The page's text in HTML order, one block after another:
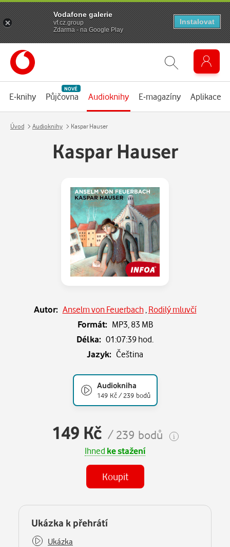
E-knihy Půjčovna
NOVÉ
Audioknihy E-magazíny Aplikace
Úvod Audioknihy Kaspar Hauser
Kaspar Hauser
Autor: Anselm von Feuerbach Rodilý mluvčí
Formát: MP3, 83 MB
Délka: 01:07:39 hod.
Jazyk: Čeština
Audiokniha
149 Kč / 239 bodů
149 Kč / 239 bodů
Ihned ke stažení
Koupit
Některé kapitoly již máte zakoupeny.
Ukázka k přehrátí
Ukázka
Vodafone galerie
vf.cz.group
Zdarma - na Google Play
Instalovat